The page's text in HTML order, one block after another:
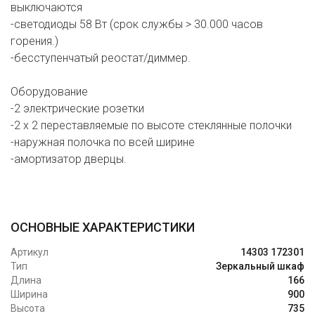
выключаются
-светодиоды 58 Вт (срок службы > 30.000 часов
горения.)
-бесступенчатый реостат/диммер.
Оборудование
-2 электрические розетки
-2 x 2 переставляемые по высоте стеклянные полочки
-наружная полочка по всей ширине
-амортизатор дверцы.
ОСНОВНЫЕ ХАРАКТЕРИСТИКИ
Артикул
14303 172301
Тип
Зеркальный шкаф
Длина
166
Ширина
900
Высота
735